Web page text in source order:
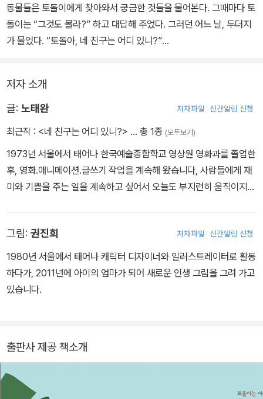
동물들은 토돌이에게 찾아와서 궁금한 것들을 물어본다. 그때마다 토
돌이는 “그것도 몰라?” 하고 대답해 주었다. 그러던 어느 날, 두더지
가 물었다. “토돌아, 네 친구는 어디 있니?”
무도 없었기 때문이다. 충격을 받은 토돌이는 자기에게 친구가 없는
이유를 찾기 위해 또 책을 보았다. 그래도 답을 찾을 수가 없었다. 과
저자 소개
글: 노태완 저자파일 신간알림 신청
최근작 : <네 친구는 어디 있니?> … 총 1종 (모두보기)
1973년 서울에서 태어나 한국예술종합학교 영상원 영화과를 졸업한
후, 영화.애니메이션.글쓰기 작업을 계속해 왔습니다, 사람들에게 재
미와 기쁨을 주는 일을 계속하고 싶어서 오늘도 부지런히 움직이지
그림: 권진희 저자파일 신간알림 신청
1980년 서울에서 태어나 캐릭터 디자이너와 일러스트레이터로 활동
하다가, 2011년에 아이의 엄마가 되어 새로운 인생 그림을 그려 가고
있습니다.
출판사 제공 책소개